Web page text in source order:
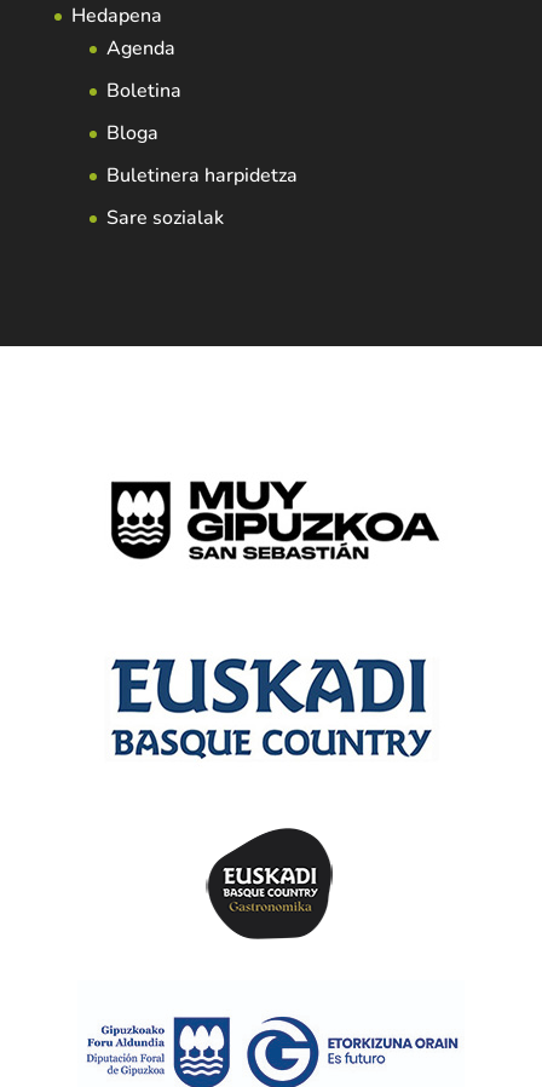
Hedapena
Agenda
Boletina
Bloga
Buletinera harpidetza
Sare sozialak